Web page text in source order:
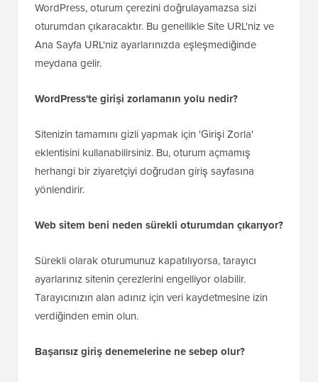
WordPress, oturum çerezini doğrulayamazsa sizi
oturumdan çıkaracaktır. Bu genellikle Site URL'niz ve
Ana Sayfa URL'niz ayarlarınızda eşleşmediğinde
meydana gelir.
WordPress'te girişi zorlamanın yolu nedir?
Sitenizin tamamını gizli yapmak için 'Girişi Zorla'
eklentisini kullanabilirsiniz. Bu, oturum açmamış
herhangi bir ziyaretçiyi doğrudan giriş sayfasına
yönlendirir.
Web sitem beni neden sürekli oturumdan çıkarıyor?
Sürekli olarak oturumunuz kapatılıyorsa, tarayıcı
ayarlarınız sitenin çerezlerini engelliyor olabilir.
Tarayıcınızın alan adınız için veri kaydetmesine izin
verdiğinden emin olun.
Başarısız giriş denemelerine ne sebep olur?